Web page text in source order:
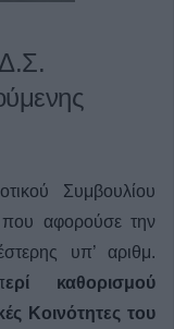
Συμβουλίου
που αφορούσε την
υπ’ αριθμ.
ερί καθορισμού
Κοινότητες του